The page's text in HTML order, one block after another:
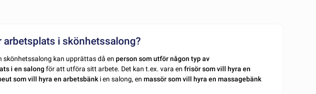
arbetsplats i skönhetssalong?
skönhetssalong kan upprättas då enperson som utför någon typ av
i en salong för att utföra sitt arbete. Det kan t.ex. vara enfrisör som vill hyra en
som vill hyra en arbetsbänki en salong, enmassör som vill hyra en massagebänk